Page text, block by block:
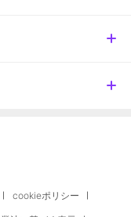
cookieポリシー